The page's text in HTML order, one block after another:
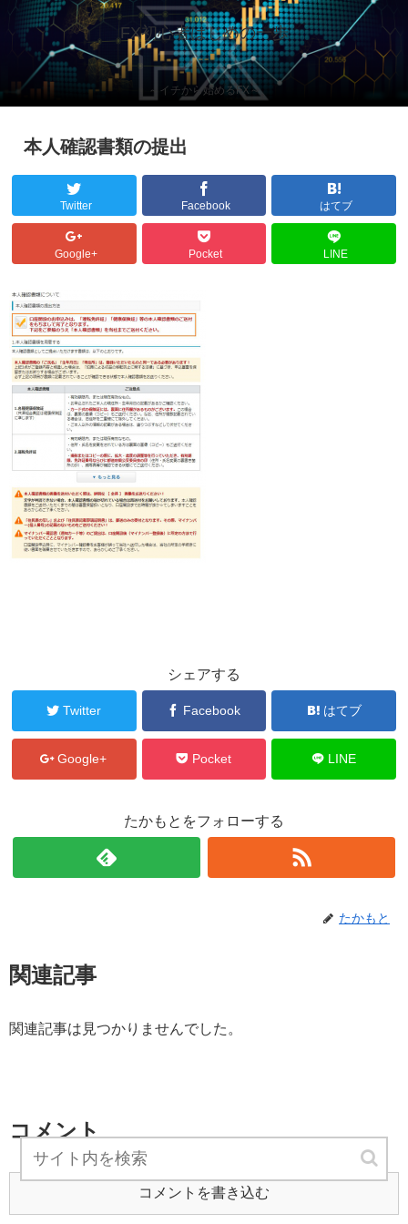
FX初心者はじめの一歩
～イチから始めるFX～
本人確認書類の提出
Twitter Facebook はてブ
Google+ Pocket LINE
シェアする
Twitter Facebook はてブ
Google+ Pocket LINE
たかもとをフォローする
たかもと
関連記事
関連記事は見つかりませんでした。
コメント
コメントを書き込む